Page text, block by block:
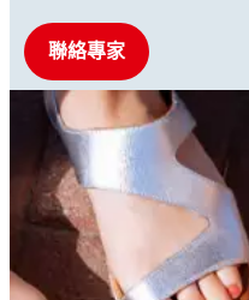
聯絡專家